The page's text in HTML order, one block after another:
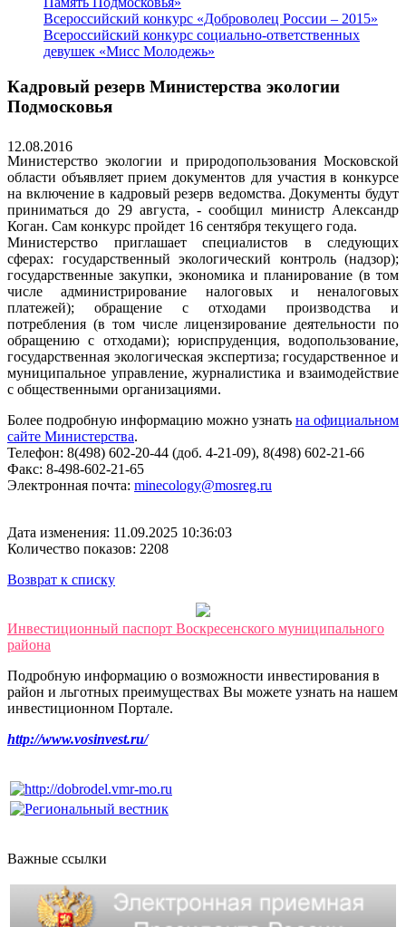
Всероссийский конкурс «Доброволец России – 2015»
Всероссийский конкурс социально-ответственных
девушек «Мисс Молодежь»
Кадровый резерв Министерства экологии
Подмосковья
12.08.2016
Министерство экологии и природопользования Московской
области объявляет прием документов для участия в конкурсе
на включение в кадровый резерв ведомства. Документы будут
приниматься до 29 августа, - сообщил министр Александр
Коган. Сам конкурс пройдет 16 сентября текущего года.
Министерство приглашает специалистов в следующих
сферах: государственный экологический контроль (надзор);
государственные закупки, экономика и планирование (в том
числе администрирование налоговых и неналоговых
платежей); обращение с отходами производства и
потребления (в том числе лицензирование деятельности по
обращению с отходами); юриспруденция, водопользование,
государственная экологическая экспертиза; государственное и
муниципальное управление, журналистика и взаимодействие
с общественными организациями.
Более подробную информацию можно узнать на официальном
сайте Министерства.
Телефон: 8(498) 602-20-44 (доб. 4-21-09), 8(498) 602-21-66
Факс: 8-498-602-21-65
Электронная почта: minecology@mosreg.ru
Дата изменения: 11.09.2025 10:36:03
Количество показов: 2208
Возврат к списку
Инвестиционный паспорт Воскресенского муниципального
района
Подробную информацию о возможности инвестирования в
район и льготных преимуществах Вы можете узнать на нашем
инвестиционном Портале.
http://www.vosinvest.ru/
Важные ссылки